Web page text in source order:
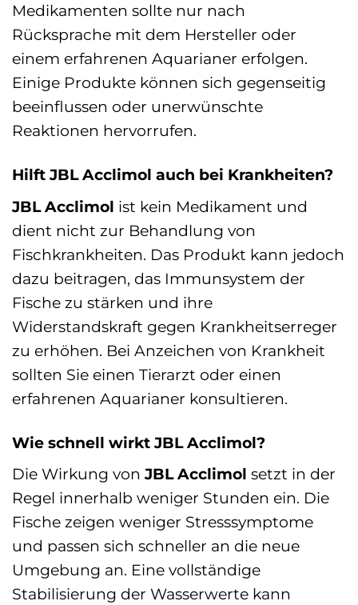
Medikamenten sollte nur nach
Rücksprache mit dem Hersteller oder
einem erfahrenen Aquarianer erfolgen.
Einige Produkte können sich gegenseitig
beeinflussen oder unerwünschte
Reaktionen hervorrufen.
Hilft JBL Acclimol auch bei Krankheiten?
JBL Acclimol ist kein Medikament und
dient nicht zur Behandlung von
Fischkrankheiten. Das Produkt kann jedoch
dazu beitragen, das Immunsystem der
Fische zu stärken und ihre
Widerstandskraft gegen Krankheitserreger
zu erhöhen. Bei Anzeichen von Krankheit
sollten Sie einen Tierarzt oder einen
erfahrenen Aquarianer konsultieren.
Wie schnell wirkt JBL Acclimol?
Die Wirkung vonJBL Acclimol setzt in der
Regel innerhalb weniger Stunden ein. Die
Fische zeigen weniger Stresssymptome
und passen sich schneller an die neue
Umgebung an. Eine vollständige
Stabilisierung der Wasserwerte kann